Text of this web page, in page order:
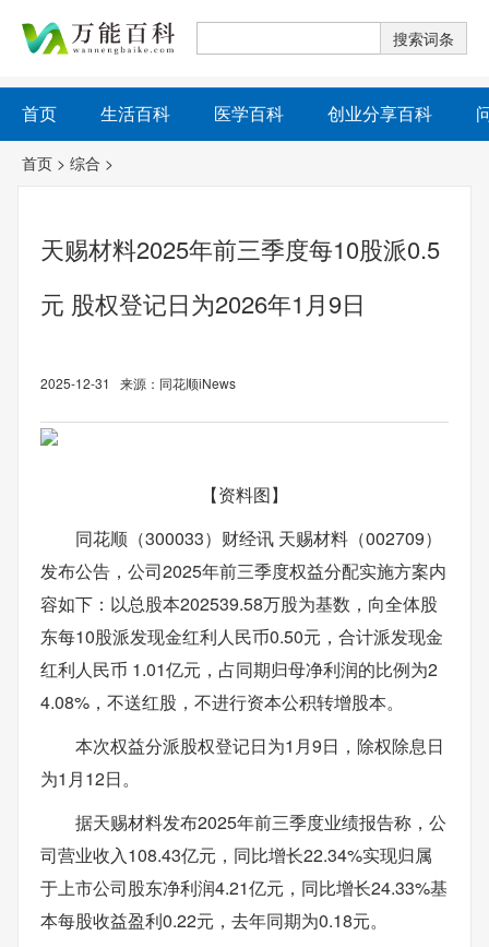
首页 生活百科 医学百科 创业分享百科
首页 > 综合 >
天赐材料2025年前三季度每10股派0.5
元 股权登记日为2026年1月9日
2025-12-31 来源：同花顺iNews
【资料图】
同花顺（300033）财经讯 天赐材料（002709）
发布公告，公司2025年前三季度权益分配实施方案内
容如下：以总股本202539.58万股为基数，向全体股
东每10股派发现金红利人民币0.50元，合计派发现金
红利人民币 1.01亿元，占同期归母净利润的比例为2
4.08%，不送红股，不进行资本公积转增股本。
本次权益分派股权登记日为1月9日，除权除息日
为1月12日。
据天赐材料发布2025年前三季度业绩报告称，公
司营业收入108.43亿元，同比增长22.34%实现归属
于上市公司股东净利润4.21亿元，同比增长24.33%基
本每股收益盈利0.22元，去年同期为0.18元。